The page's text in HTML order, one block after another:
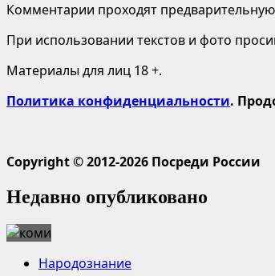
Комментарии проходят
При использовании текстов и фото
Материалы для лиц 18 +.
Политика конфиденциальности.
Copyright © 2012-2026 Посреди России
Недавно опубликовано
Народознание